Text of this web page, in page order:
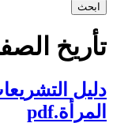
ابحث
تأريخ
دليل
المرأة.pdf